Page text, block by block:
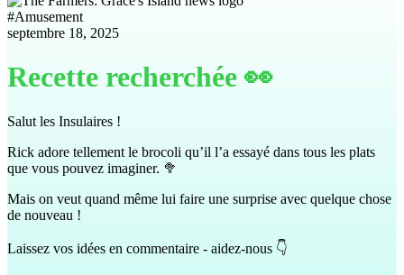
#Amusement
septembre 18, 2025
Recette recherchée 👀
Salut les Insulaires !
Rick adore tellement le brocoli qu’il l’a essayé dans tous les plats
que vous pouvez imaginer. 🥦
Mais on veut quand même lui faire une surprise avec quelque chose
de nouveau !
Laissez vos idées en commentaire - aidez-nous 👇